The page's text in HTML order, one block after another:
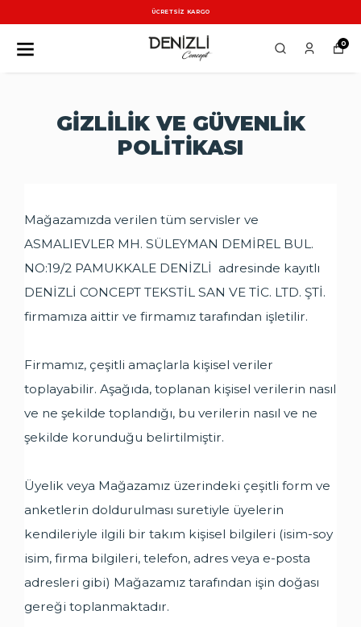
ÜCRETSİZ KARGO
0
GİZLİLİK VE GÜVENLİK
POLİTİKASI
Mağazamızda verilen tüm servisler ve
ASMALIEVLER MH. SÜLEYMAN DEMİREL BUL.
NO:19/2 PAMUKKALE DENİZLİ adresinde kayıtlı
DENİZLİ CONCEPT TEKSTİL SAN VE TİC. LTD. ŞTİ.
firmamıza aittir ve firmamız tarafından işletilir.
Firmamız, çeşitli amaçlarla kişisel veriler
toplayabilir. Aşağıda, toplanan kişisel verilerin nasıl
ve ne şekilde toplandığı, bu verilerin nasıl ve ne
şekilde korunduğu belirtilmiştir.
Üyelik veya Mağazamız üzerindeki çeşitli form ve
anketlerin doldurulması suretiyle üyelerin
kendileriyle ilgili bir takım kişisel bilgileri (isim-soy
isim, firma bilgileri, telefon, adres veya e-posta
adresleri gibi) Mağazamız tarafından işin doğası
gereği toplanmaktadır.